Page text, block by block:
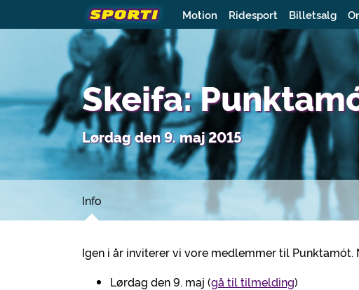
Motion Ridesport Billetsalg
Skeifa:
Lørdag den 9. maj 2015
Info
Igen i år inviterer vi vore medlemmer til
Lørdag den 9. maj (gå til tilmelding)